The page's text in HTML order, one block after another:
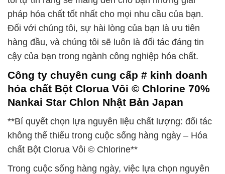
pháp hóa chất tốt nhất cho mọi nhu cầu của bạn.
Đối với chúng tôi, sự hài lòng của bạn là ưu tiên
hàng đầu, và chúng tôi sẽ luôn là đối tác đáng tin
cậy của bạn trong ngành công nghiệp hóa chất.
Công ty chuyên cung cấp # kinh doanh
hóa chất Bột Clorua Vôi © Chlorine 70%
Nankai Star Chlon Nhật Bản Japan
**Bí quyết chọn lựa nguyên liệu chất lượng: đối tác
không thể thiếu trong cuộc sống hàng ngày – Hóa
chất Bột Clorua Vôi © Chlorine**
Trong cuộc sống hàng ngày, việc lựa chọn nguyên